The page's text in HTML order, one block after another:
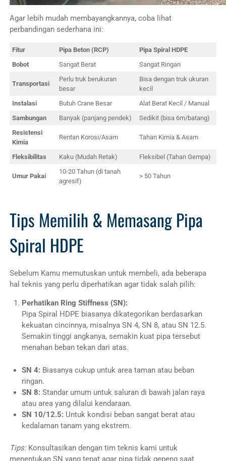
Agar lebih mudah membayangkannya, coba lihat
perbandingan sederhana ini:
Fitur Pipa Beton (RCP)
Pipa Spiral HDPE
Bobot
Sangat Berat Sangat Ringan
Transportasi
Perlu truk berukuran
besar
Bisa dengan truk ukuran
kecil
Instalasi
Butuh Crane Besar
Alat Berat Kecil / Manual
Sambungan
Banyak (panjang pendek)
Sedikit (bisa 6m/batang)
Resistensi
Kimia
Rentan Korosi/Asam Tahan Kimia & Asam
Fleksibilitas Kaku (Mudah Retak) Fleksibel (Tahan Gempa)
Umur Pakai
10-20 Tahun (di tanah
agresif)
> 50 Tahun
Tips Memilih & Memasang Pipa
Spiral HDPE
Sebelum Kamu memutuskan untuk membeli, ada beberapa
hal teknis yang perlu diperhatikan agar tidak salah pilih:
Perhatikan Ring Stiffness (SN):
Pipa Spiral HDPE biasanya dikategorikan berdasarkan
kekuatan cincinnya, misalnya SN 4, SN 8, atau SN 12.5.
Semakin tinggi angkanya, semakin kuat pipa tersebut
menahan beban tekan dari atas.
SN 4:Biasanya cukup untuk area taman atau beban
ringan.
SN 8:Standar umum untuk saluran di bawah jalan raya
atau area yang dilalui kendaraan.
SN 10/12.5:Untuk kondisi beban sangat berat atau
kedalaman tanam yang ekstrem.
Tips:Konsultasikan dengan tim teknis kami untuk
menentukan SN yang tepat agar pipa tidak gepeng saat